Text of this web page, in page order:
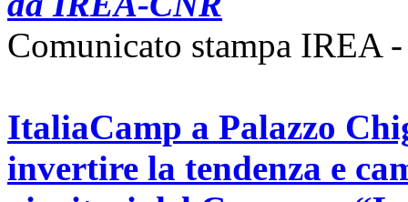
Comunicato stampa IREA
ItaliaCamp a Palazzo
invertire la tendenza e